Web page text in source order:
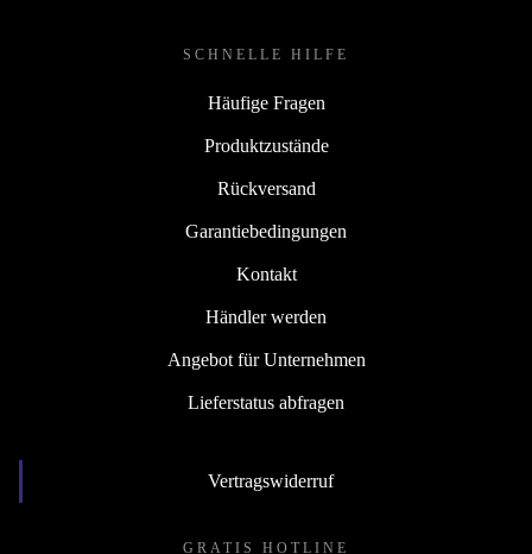
SCHNELLE HILFE
Häufige Fragen
Produktzustände
Rückversand
Garantiebedingungen
Kontakt
Händler werden
Angebot für Unternehmen
Lieferstatus abfragen
Vertragswiderruf
GRATIS HOTLINE